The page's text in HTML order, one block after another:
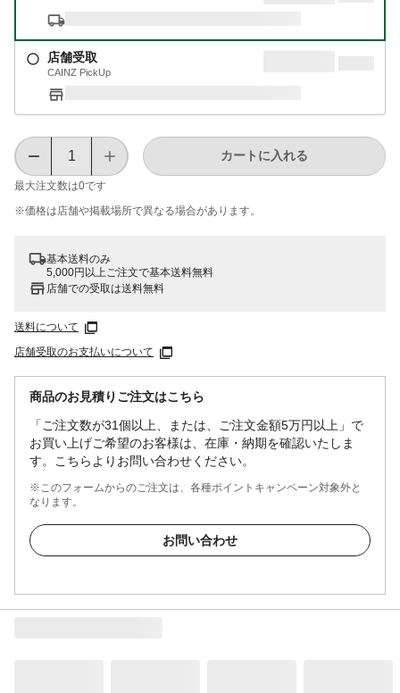
店舗受取
CAINZ PickUp
最大注文数は0です
カートに入れる
※価格は​店舗や​掲載場所で​異なる​場合が​あります。
基本送料のみ
5,000円以上ご注文で基本送料無料
店舗での受取は送料無料
送料について
店舗受取のお支払いについて
商品のお見積りご注文はこちら
「ご注文数が31個以上、または、ご注文金額5万円以上」で
お買い上げご希望のお客様は、在庫・納期を確認いたしま
す。こちらよりお問い合わせください。
※このフォームからのご注文は、各種ポイントキャンペーン対象外と
なります。
お問い合わせ